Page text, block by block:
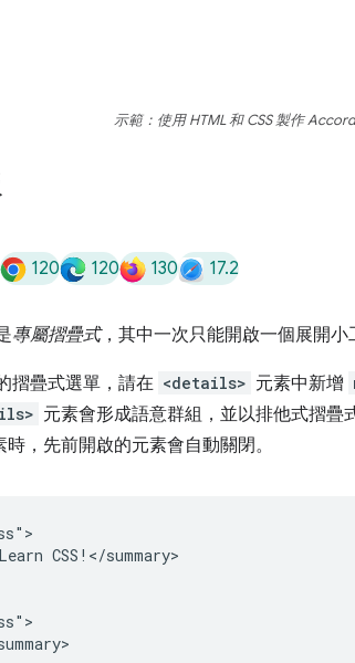
示範：使用 HTML 和 CSS 製作
120 120 130 17.2
專屬摺疊式，其中一次只能開啟一個展開小
摺疊式選單，請在 <details> 元素中新增
元素會形成語意群組，並以排他式摺
時，先前開啟的元素會自動關閉。
CSS!</summary>